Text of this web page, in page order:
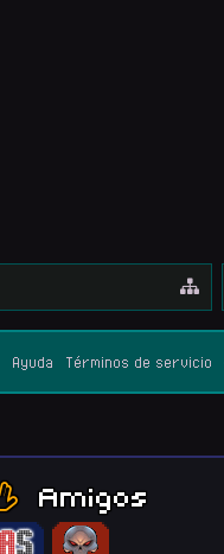
Ayuda Términos de servicio
Amigos